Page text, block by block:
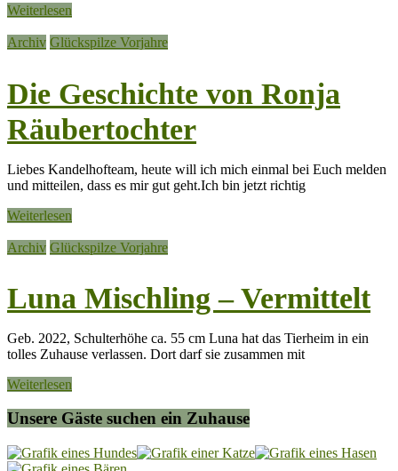
Weiterlesen
Archiv Glückspilze Vorjahre
Die Geschichte von Ronja
Räubertochter
Liebes Kandelhofteam, heute will ich mich einmal bei Euch melden
und mitteilen, dass es mir gut geht.Ich bin jetzt richtig
Weiterlesen
Archiv Glückspilze Vorjahre
Luna Mischling – Vermittelt
Geb. 2022, Schulterhöhe ca. 55 cm Luna hat das Tierheim in ein
tolles Zuhause verlassen. Dort darf sie zusammen mit
Weiterlesen
Unsere Gäste suchen ein Zuhause